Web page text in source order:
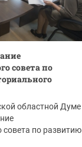
совета по
областной Думе
совета по развитию